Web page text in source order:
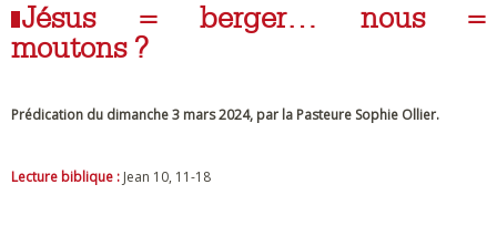
Jésus = berger… nous =
moutons ?
Prédication du dimanche 3 mars 2024, par la Pasteure Sophie Ollier.
Lecture biblique : Jean 10, 11-18